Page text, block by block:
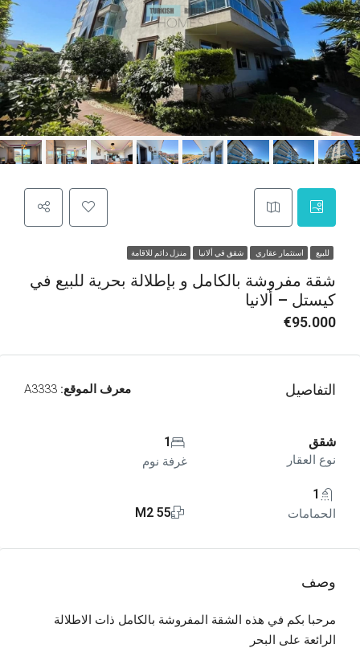
للبيع استثمار عقاري شقق في ألانيا منزل دائم للاقامة
شقة مفروشة بالكامل و بإطلالة بحرية للبيع في
كيستل – ألانيا
€95.000
التفاصيل معرف الموقع:
شقق
نوع العقار
1
غرفة نوم
1
الحمامات 55 M2
وصف
مرحبا بكم في هذه الشقة المفروشة بالكامل ذات الاطلالة
الرائعة على البحر